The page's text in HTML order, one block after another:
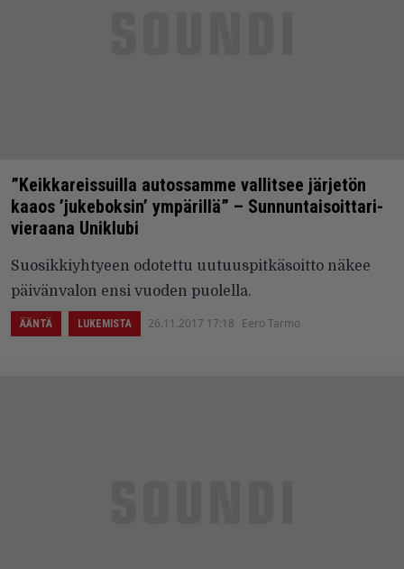
”Keikkareissuilla autossamme vallitsee järjetön
kaaos ’jukeboksin’ ympärillä” – Sunnuntaisoittari-
vieraana Uniklubi
Suosikkiyhtyeen odotettu uutuuspitkäsoitto näkee
päivänvalon ensi vuoden puolella.
ÄÄNTÄ LUKEMISTA 26.11.2017 17:18 Eero Tarmo